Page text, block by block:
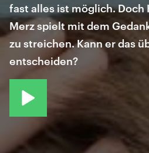
fast alles ist möglich. Doch
Merz spielt mit dem
zu streichen. Kann er das
entscheiden?